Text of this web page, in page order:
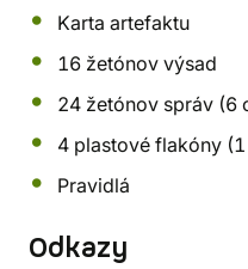
Karta artefaktu
16 žetónov výsad
24 žetónov správ (6
4 plastové flakóny
Pravidlá
Odkazy